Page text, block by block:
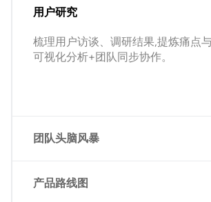
与讨论,快速形成差异化定位。
用户研究
梳理用户访谈、调研结果,提炼痛点
可视化分析+团队同步协作。
团队头脑风暴
由布局方式,快速聚合想法并推动共识
产品路线图